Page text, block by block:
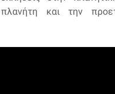
και την